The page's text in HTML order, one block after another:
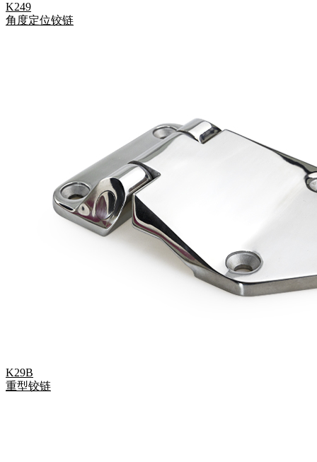
K249
角度定位铰链
K29B
重型铰链